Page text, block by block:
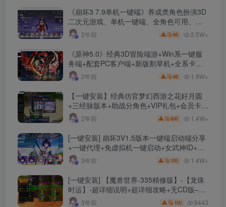
《崩坏3 7.9单机一键端》养成类角色扮演3D
二次元游戏、单机一键端、全角色可用、无
限资源、附带保姆级安装教程
2年前 66 2.5W+
《原神5.0》经典3D冒险端游+Win系一键服
务端+配套PC客户端+新版割草机+全系卡池
文件2年前 66 1.9W+
【一键安装】经典仿官梦幻西游之花好月圆
+三经脉版本+助战分角色+VIP礼包+会员卡
+剧情活动+视频搭建及其他修改资料
2年前 600 1.4W+
[一键安装] 崩坏3V1.5版本一键端启动端分享
+一键代理+免虚拟机一键启动+女武神ID+详
细指令+极简一键修改
3年前 100 1.4W+
[一键安装] 【魔兽世界-335精修版】-【龙珠
时运】-超详细说明+超详细攻略+无CD版–精
修版本-站长推荐+站长亲测
3年前 100 9443